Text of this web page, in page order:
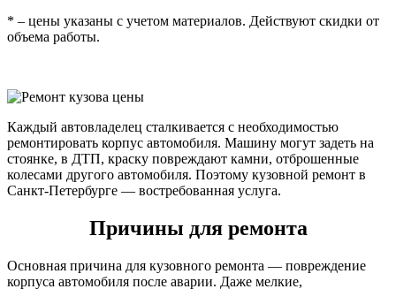
* – цены указаны с учетом материалов. Действуют скидки от
объема работы.
Каждый автовладелец сталкивается с необходимостью
ремонтировать корпус автомобиля. Машину могут задеть на
стоянке, в ДТП, краску повреждают камни, отброшенные
колесами другого автомобиля. Поэтому кузовной ремонт в
Санкт-Петербурге — востребованная услуга.
Причины для ремонта
Основная причина для кузовного ремонта — повреждение
корпуса автомобиля после аварии. Даже мелкие,